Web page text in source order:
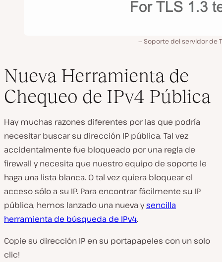
Soporte del servidor de
Nueva Herramienta de
Chequeo de IPv4 Pública
Hay muchas razones diferentes por las que podría
necesitar buscar su dirección IP pública. Tal vez
accidentalmente fue bloqueado por una regla de
firewall y necesita que nuestro equipo de soporte le
haga una lista blanca. O tal vez quiera bloquear el
acceso sólo a su IP. Para encontrar fácilmente su IP
pública, hemos lanzado una nueva ysencilla
herramienta de búsqueda de IPv4.
Copie su dirección IP en su portapapeles con un solo
clic!